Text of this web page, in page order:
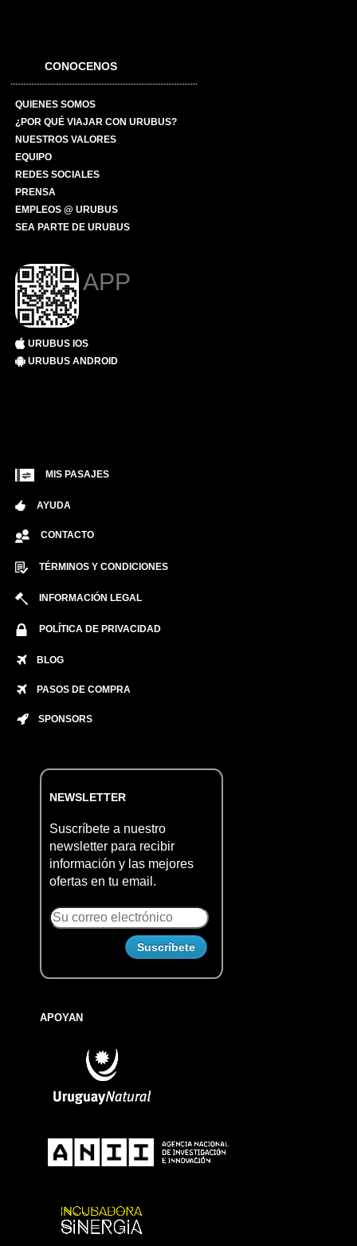
CONOCENOS
QUIENES SOMOS
¿POR QUÉ VIAJAR CON URUBUS?
NUESTROS VALORES
EQUIPO
REDES SOCIALES
PRENSA
EMPLEOS @ URUBUS
SEA PARTE DE URUBUS
APP
URUBUS IOS
URUBUS ANDROID
MIS PASAJES
AYUDA
CONTACTO
TÉRMINOS Y CONDICIONES
INFORMACIÓN LEGAL
POLÍTICA DE PRIVACIDAD
BLOG
PASOS DE COMPRA
SPONSORS
NEWSLETTER
Suscríbete a nuestro
newsletter para recibir
información y las mejores
ofertas en tu email.
APOYAN